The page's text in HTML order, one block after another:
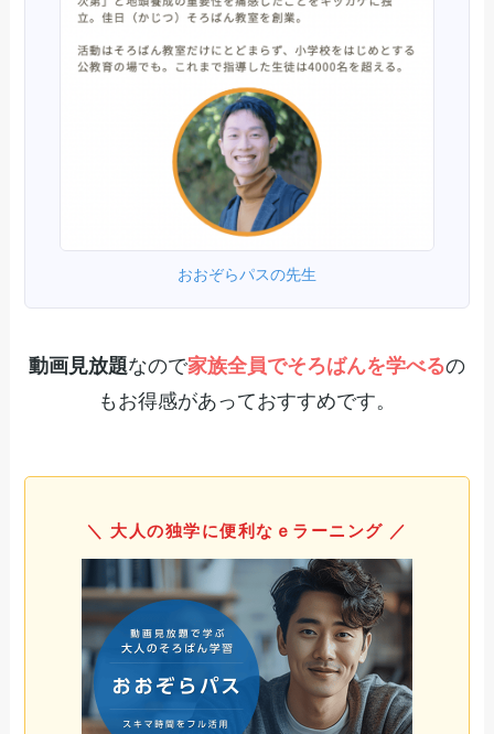
おおぞらパスの先生
動画見放題なので家族全員でそろばんを学べるの
もお得感があっておすすめです。
＼ 大人の独学に便利なｅラーニング ／